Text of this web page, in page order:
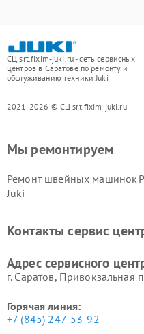
СЦ srt.fixim-juki.ru - сеть сервисных
центров в Саратове по ремонту и
обслуживанию техники Juki
2021-2026 © СЦ srt.fixim-juki.ru
Мы ремонтируем
Ремонт швейных машинок
Juki
Контакты сервис
Адрес сервисного
г. Саратов, Привокзальная
Горячая линия:
+7 (845) 247-53-92